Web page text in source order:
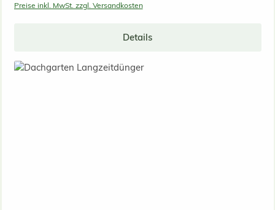
Preise inkl. MwSt. zzgl. Versandkosten
Details